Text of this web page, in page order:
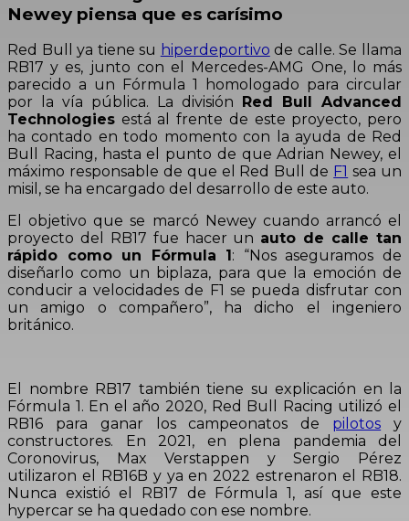
Newey piensa que es carísimo
Red Bull ya tiene su hiperdeportivo de calle. Se llama
RB17 y es, junto con el Mercedes-AMG One, lo más
parecido a un Fórmula 1 homologado para circular
por la vía pública. La división
Red Bull Advanced
Technologies está al frente de este proyecto, pero
ha contado en todo momento con la ayuda de Red
Bull Racing, hasta el punto de que Adrian Newey, el
máximo responsable de que el Red Bull de F1 sea un
misil, se ha encargado del desarrollo de este auto.
El objetivo que se marcó Newey cuando arrancó el
proyecto del RB17 fue hacer un auto de calle tan
rápido como un Fórmula 1 : “Nos aseguramos de
diseñarlo como un biplaza, para que la emoción de
conducir a velocidades de F1 se pueda disfrutar con
un amigo o compañero”, ha dicho el ingeniero
británico.
El nombre RB17 también tiene su explicación en la
Fórmula 1. En el año 2020, Red Bull Racing utilizó el
RB16 para ganar los campeonatos de pilotos y
constructores. En 2021, en plena pandemia del
Coronovirus, Max Verstappen y Sergio Pérez
utilizaron el RB16B y ya en 2022 estrenaron el RB18.
Nunca existió el RB17 de Fórmula 1, así que este
hypercar se ha quedado con ese nombre.